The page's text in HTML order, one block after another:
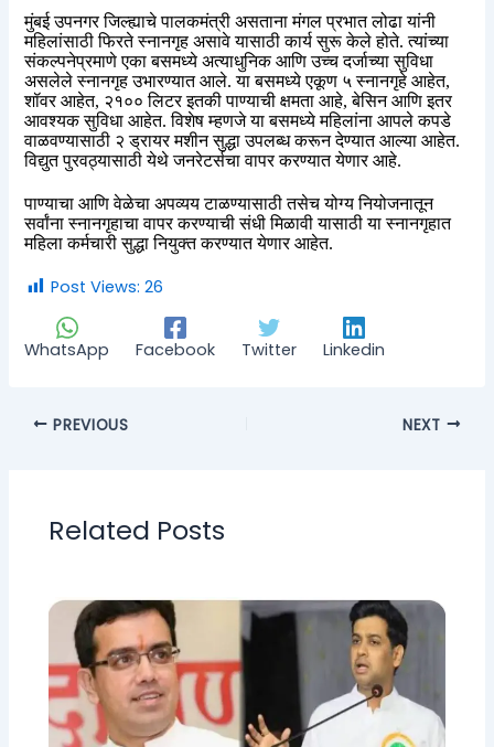
मुंबई उपनगर जिल्ह्याचे पालकमंत्री असताना मंगल प्रभात लोढा यांनी
महिलांसाठी फिरते स्नानगृह असावे यासाठी कार्य सुरू केले होते. त्यांच्या
संकल्पनेप्रमाणे एका बसमध्ये अत्याधुनिक आणि उच्च दर्जाच्या सुविधा
असलेले स्नानगृह उभारण्यात आले. या बसमध्ये एकूण ५ स्नानगृहे आहेत,
शॉवर आहेत, २१०० लिटर इतकी पाण्याची क्षमता आहे, बेसिन आणि इतर
आवश्यक सुविधा आहेत. विशेष म्हणजे या बसमध्ये महिलांना आपले कपडे
वाळवण्यासाठी २ ड्रायर मशीन सुद्धा उपलब्ध करून देण्यात आल्या आहेत.
विद्युत पुरवठ्यासाठी येथे जनरेटर्सचा वापर करण्यात येणार आहे.
पाण्याचा आणि वेळेचा अपव्यय टाळण्यासाठी तसेच योग्य नियोजनातून
सर्वांना स्नानगृहाचा वापर करण्याची संधी मिळावी यासाठी या स्नानगृहात
महिला कर्मचारी सुद्धा नियुक्त करण्यात येणार आहेत.
Post Views: 26
WhatsApp Facebook Twitter Linkedin
PREVIOUS NEXT
Related Posts